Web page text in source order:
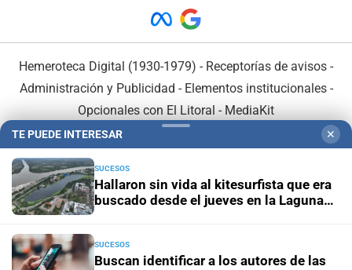
Hemeroteca Digital (1930-1979) - Receptorías de avisos -
Administración y Publicidad - Elementos institucionales-
Opcionales con El Litoral - MediaKit
En Asociación con:
TE PUEDE INTERESAR ✕
SUCESOS
Hallaron sin vida al kitesurfista que era
buscado desde el jueves en la Laguna
SUCESOS
Buscan identificar a los autores de las